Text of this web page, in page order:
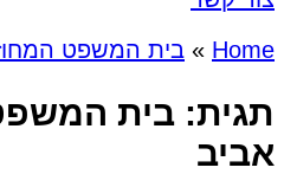
Home
» בית המשפט
תגית: בית
אביב